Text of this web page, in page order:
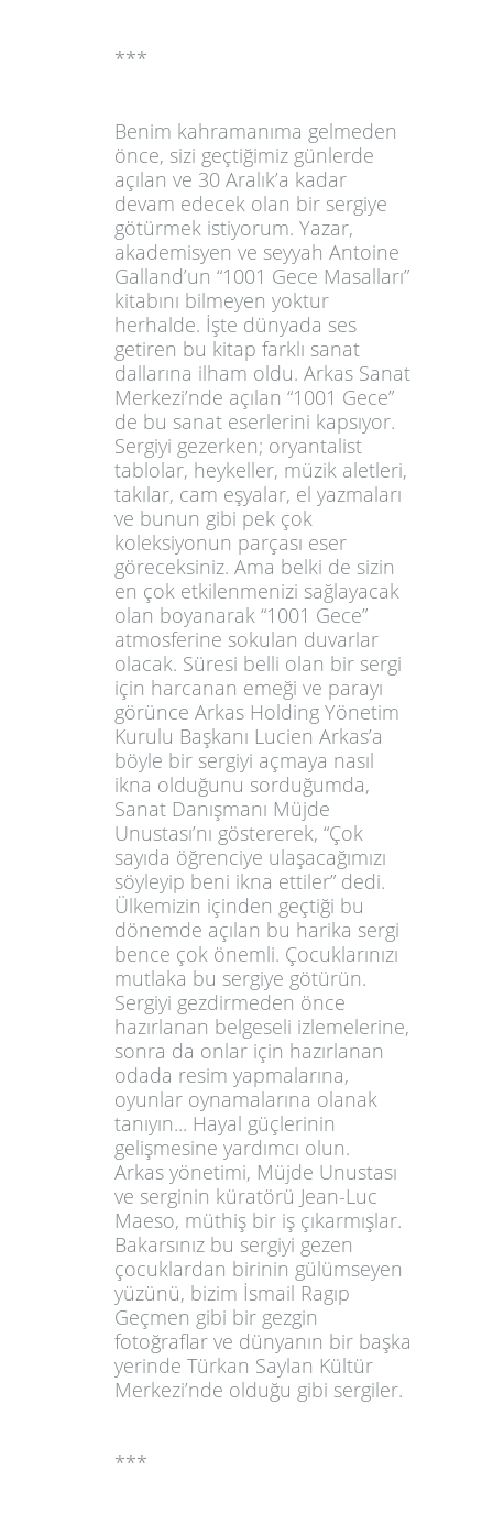
***
Benim kahramanıma gelmeden
önce, sizi geçtiğimiz günlerde
açılan ve 30 Aralık’a kadar
devam edecek olan bir sergiye
götürmek istiyorum. Yazar,
akademisyen ve seyyah Antoine
Galland’un “1001 Gece Masalları”
kitabını bilmeyen yoktur
herhalde. İşte dünyada ses
getiren bu kitap farklı sanat
dallarına ilham oldu. Arkas Sanat
Merkezi’nde açılan “1001 Gece”
de bu sanat eserlerini kapsıyor.
Sergiyi gezerken; oryantalist
tablolar, heykeller, müzik aletleri,
takılar, cam eşyalar, el yazmaları
ve bunun gibi pek çok
koleksiyonun parçası eser
göreceksiniz. Ama belki de sizin
en çok etkilenmenizi sağlayacak
olan boyanarak “1001 Gece”
atmosferine sokulan duvarlar
olacak. Süresi belli olan bir sergi
için harcanan emeği ve parayı
görünce Arkas Holding Yönetim
Kurulu Başkanı Lucien Arkas’a
böyle bir sergiyi açmaya nasıl
ikna olduğunu sorduğumda,
Sanat Danışmanı Müjde
Unustası’nı göstererek, “Çok
sayıda öğrenciye ulaşacağımızı
söyleyip beni ikna ettiler” dedi.
Ülkemizin içinden geçtiği bu
dönemde açılan bu harika sergi
bence çok önemli. Çocuklarınızı
mutlaka bu sergiye götürün.
Sergiyi gezdirmeden önce
hazırlanan belgeseli izlemelerine,
sonra da onlar için hazırlanan
odada resim yapmalarına,
oyunlar oynamalarına olanak
tanıyın... Hayal güçlerinin
gelişmesine yardımcı olun.
Arkas yönetimi, Müjde Unustası
ve serginin küratörü Jean-Luc
Maeso, müthiş bir iş çıkarmışlar.
Bakarsınız bu sergiyi gezen
çocuklardan birinin gülümseyen
yüzünü, bizim İsmail Ragıp
Geçmen gibi bir gezgin
fotoğraflar ve dünyanın bir başka
yerinde Türkan Saylan Kültür
Merkezi’nde olduğu gibi sergiler.
***